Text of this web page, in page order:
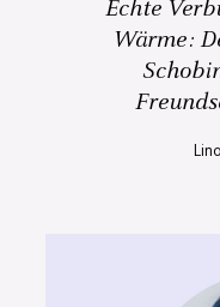
Echte
Wärme: